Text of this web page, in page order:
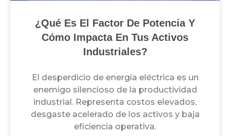
¿Qué Es El Factor De Potencia Y
Cómo Impacta En Tus Activos
Industriales?
El desperdicio de energía eléctrica es un
enemigo silencioso de la productividad
industrial. Representa costos elevados,
desgaste acelerado de los activos y baja
eficiencia operativa.